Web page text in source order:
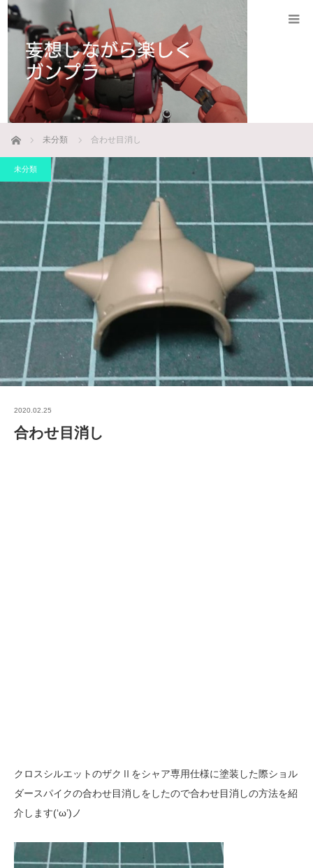
ホーム 未分類 合わせ目消し
未分類
2020.02.25
合わせ目消し
クロスシルエットのザクⅡをシャア専用仕様に塗装した際ショル
ダースパイクの合わせ目消しをしたので合わせ目消しの方法を紹
介します(‘ω’)ノ